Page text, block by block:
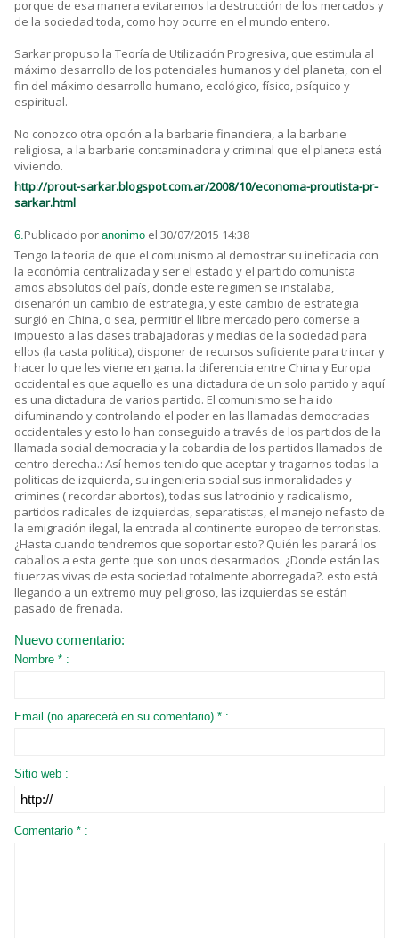
porque de esa manera evitaremos la destrucción de los mercados y
de la sociedad toda, como hoy ocurre en el mundo entero.
Sarkar propuso la Teoría de Utilización Progresiva, que estimula al
máximo desarrollo de los potenciales humanos y del planeta, con el
fin del máximo desarrollo humano, ecológico, físico, psíquico y
espiritual.
No conozco otra opción a la barbarie financiera, a la barbarie
religiosa, a la barbarie contaminadora y criminal que el planeta está
viviendo.
http://prout-sarkar.blogspot.com.ar/2008/10/economa-proutista-pr-
sarkar.html
6.Publicado por anonimo el 30/07/2015 14:38
Tengo la teoría de que el comunismo al demostrar su ineficacia con
la económia centralizada y ser el estado y el partido comunista
amos absolutos del país, donde este regimen se instalaba,
diseñarón un cambio de estrategia, y este cambio de estrategia
surgió en China, o sea, permitir el libre mercado pero comerse a
impuesto a las clases trabajadoras y medias de la sociedad para
ellos (la casta política), disponer de recursos suficiente para trincar y
hacer lo que les viene en gana. la diferencia entre China y Europa
occidental es que aquello es una dictadura de un solo partido y aquí
es una dictadura de varios partido. El comunismo se ha ido
difuminando y controlando el poder en las llamadas democracias
occidentales y esto lo han conseguido a través de los partidos de la
llamada social democracia y la cobardia de los partidos llamados de
centro derecha.: Así hemos tenido que aceptar y tragarnos todas la
politicas de izquierda, su ingenieria social sus inmoralidades y
crimines ( recordar abortos), todas sus latrocinio y radicalismo,
partidos radicales de izquierdas, separatistas, el manejo nefasto de
la emigración ilegal, la entrada al continente europeo de terroristas.
¿Hasta cuando tendremos que soportar esto? Quién les parará los
caballos a esta gente que son unos desarmados. ¿Donde están las
fiuerzas vivas de esta sociedad totalmente aborregada?. esto está
llegando a un extremo muy peligroso, las izquierdas se están
pasado de frenada.
Nuevo comentario:
Nombre * :
Email (no aparecerá en su comentario) * :
Sitio web :
Comentario * :